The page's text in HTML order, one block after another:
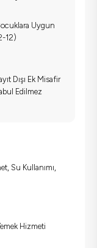
Uygun
12)
Dışı Ek Misafir
Edilmez
Su Kullanımı,
Hizmeti